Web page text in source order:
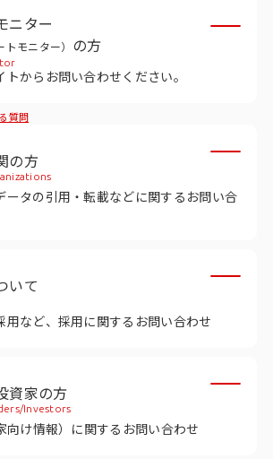
ア掲載
サービス
ニター
トモニター） の方
からお問い合わせください。
質問
の方
ータの引用・転載などに関するお問い合
いて
用など、採用に関するお問い合わせ
資家の方
Investors
向け情報）に関するお問い合わせ